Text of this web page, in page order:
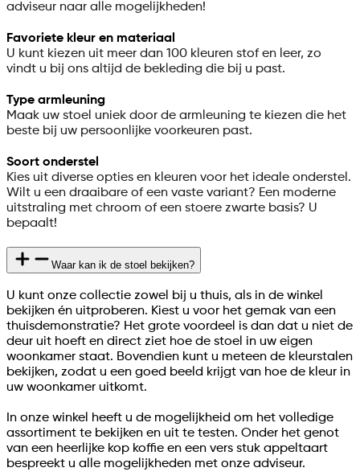
adviseur naar alle mogelijkheden!
Favoriete kleur en materiaal
U kunt kiezen uit meer dan 100 kleuren stof en leer, zo
vindt u bij ons altijd de bekleding die bij u past.
Type armleuning
Maak uw stoel uniek door de armleuning te kiezen die het
beste bij uw persoonlijke voorkeuren past.
Soort onderstel
Kies uit diverse opties en kleuren voor het ideale onderstel.
Wilt u een draaibare of een vaste variant? Een moderne
uitstraling met chroom of een stoere zwarte basis? U
bepaalt!
Waar kan ik de stoel bekijken?
U kunt onze collectie zowel bij u thuis, als in de winkel
bekijken én uitproberen. Kiest u voor het gemak van een
thuisdemonstratie? Het grote voordeel is dan dat u niet de
deur uit hoeft en direct ziet hoe de stoel in uw eigen
woonkamer staat. Bovendien kunt u meteen de kleurstalen
bekijken, zodat u een goed beeld krijgt van hoe de kleur in
uw woonkamer uitkomt.
In onze winkel heeft u de mogelijkheid om het volledige
assortiment te bekijken en uit te testen. Onder het genot
van een heerlijke kop koffie en een vers stuk appeltaart
bespreekt u alle mogelijkheden met onze adviseur.